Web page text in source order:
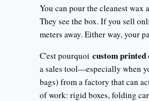
You can pour the cleanest wax
They see the box. If you sell
meters away. Either way, your
C'est pourquoi custom printed
a sales tool—especially when
bags) from a factory that can
of work: rigid boxes, folding